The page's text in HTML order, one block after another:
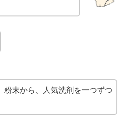
粉末から、人気洗剤を一つずつ